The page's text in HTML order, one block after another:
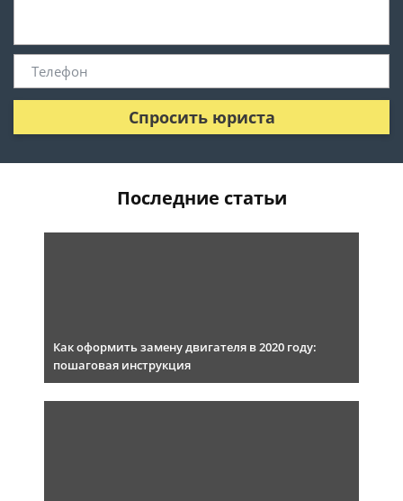
Спросить юриста
Последние статьи
Как оформить замену двигателя в 2020 году:
пошаговая инструкция